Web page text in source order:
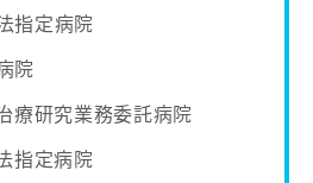
指定病院
院
療研究業務委託病院
指定病院